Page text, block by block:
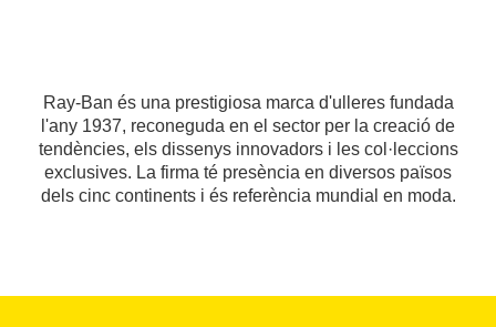
Ray-Ban és una prestigiosa marca d'ulleres fundada
l'any 1937, reconeguda en el sector per la creació de
tendències, els dissenys innovadors i les col·leccions
exclusives. La firma té presència en diversos països
dels cinc continents i és referència mundial en moda.